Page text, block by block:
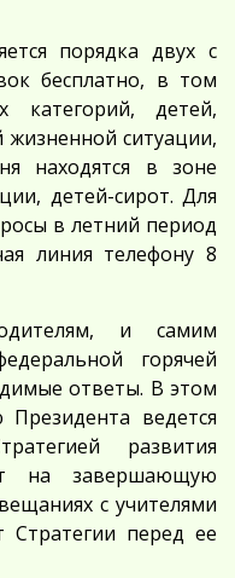
порядка двух с
бесплатно, в том
категорий, детей,
жизненной ситуации,
находятся в зоне
детей-сирот. Для
в летний период
линия телефону 8
и самим
горячей
ответы. В этом
ведется
развития
на завершающую
с учителями
перед ее